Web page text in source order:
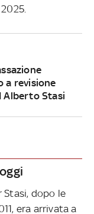
a revisione
Alberto Stasi
Stasi, dopo le
era arrivata a